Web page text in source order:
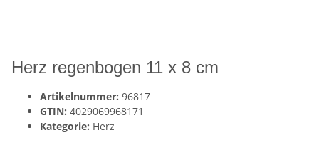
Herz regenbogen 11 x 8 cm
Artikelnummer: 96817
GTIN: 4029069968171
Kategorie: Herz